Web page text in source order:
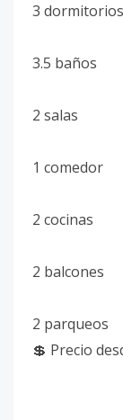
3
3.5 baños
2 salas
1 comedor
2 cocinas
2 balcones
2 parqueos
💲 Precio